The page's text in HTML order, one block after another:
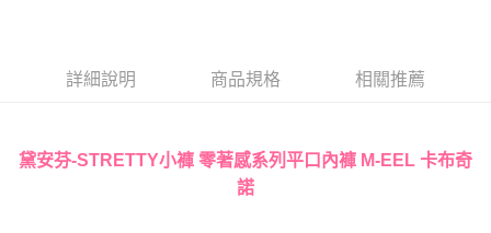
2.付款方式選擇「大哥付你分期」，訂單成立後會自動跳轉到大哥付的交易
4.訂單成立30分鐘內，如未前往確認交易或遇審核未通過，訂單將自動取
消。如遇「轉專審核」未通過狀況，表示未達大哥付你分期系統評分，恕無
相關說明
便利好安心！
１．簡單：不需註冊會員、不需綁卡、不需儲值。
２．便利：只要手機號碼，簡訊認證，即可結帳。
詳細說明 商品規格 相關推薦
黛安芬-STRETTY小褲 零著感系列平口內褲 M-EEL 卡布奇
諾